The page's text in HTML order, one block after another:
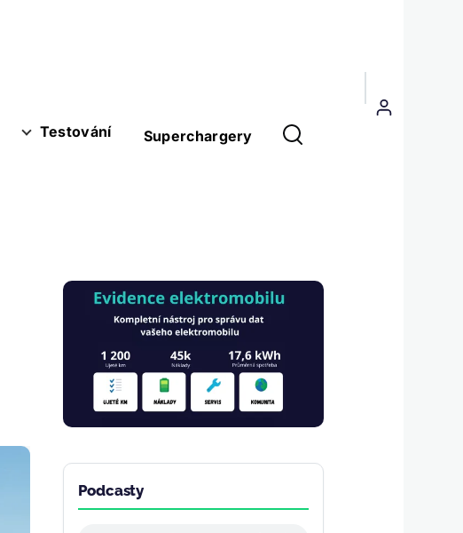
Testování Superchargery
Menu
uživatelského
Obrázek
Podcasty